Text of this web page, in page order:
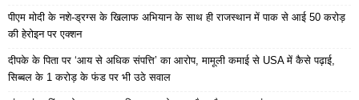
पीएम मोदी के नशे-ड्रग्स के खिलाफ अभियान के साथ ही राजस्थान में पाक से आई 50 करोड़
की हेरोइन पर एक्शन
दीपके के पिता पर ‘आय से अधिक संपत्ति’ का आरोप, मामूली कमाई से USA में कैसे पढ़ाई,
सिब्बल के 1 करोड़ के फंड पर भी उठे सवाल